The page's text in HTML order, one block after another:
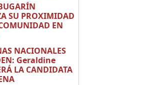
SU PROXIMIDAD
EN
NACIONALES
Geraldine
LA CANDIDATA